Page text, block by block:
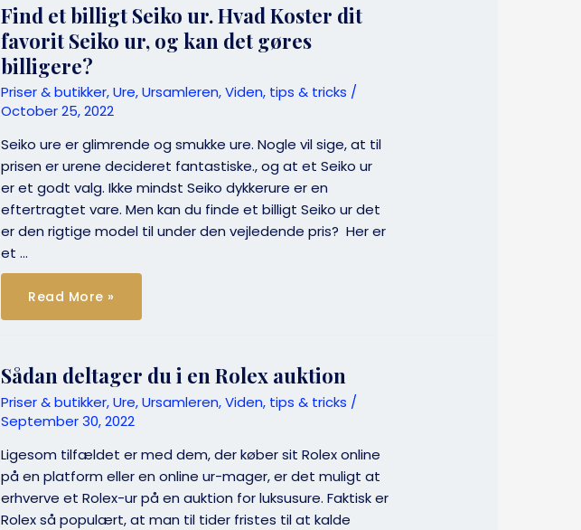
Find et billigt Seiko ur. Hvad Koster dit
favorit Seiko ur, og kan det gøres
billigere?
Priser & butikker,Ure,Ursamleren,Viden, tips & tricks /
October 25, 2022
Seiko ure er glimrende og smukke ure. Nogle vil sige, at til
prisen er urene decideret fantastiske., og at et Seiko ur
er et godt valg. Ikke mindst Seiko dykkerure er en
eftertragtet vare. Men kan du finde et billigt Seiko ur det
er den rigtige model til under den vejledende pris? Her er
et …
Find
et
billigt
Koster
dit
favorit
Seiko
ur,
og
det
gøres
billigere?
Read More »
Sådan deltager du i en Rolex auktion
Priser & butikker,Ure,Ursamleren,Viden, tips & tricks /
September 30, 2022
Ligesom tilfældet er med dem, der køber sit Rolex online
på en platform eller en online ur-mager, er det muligt at
erhverve et Rolex-ur på en auktion for luksusure. Faktisk er
Rolex så populært, at man til tider fristes til at kalde